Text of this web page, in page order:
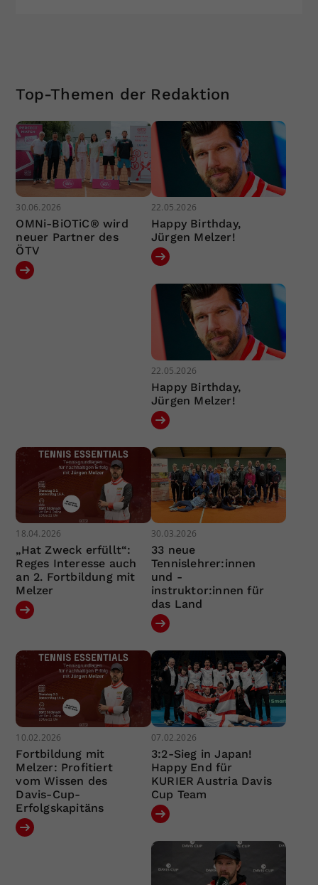
Top-Themen der Redaktion
30.06.2026
OMNi-BiOTiC® wird
neuer Partner des
ÖTV
22.05.2026
Happy Birthday,
Jürgen Melzer!
22.05.2026
Happy Birthday,
Jürgen Melzer!
18.04.2026
„Hat Zweck erfüllt“:
Reges Interesse auch
an 2. Fortbildung mit
Melzer
30.03.2026
33 neue
Tennislehrer:innen
und -
instruktor:innen für
das Land
10.02.2026
Fortbildung mit
Melzer: Profitiert
vom Wissen des
Davis-Cup-
Erfolgskapitäns
07.02.2026
3:2-Sieg in Japan!
Happy End für
KURIER Austria Davis
Cup Team